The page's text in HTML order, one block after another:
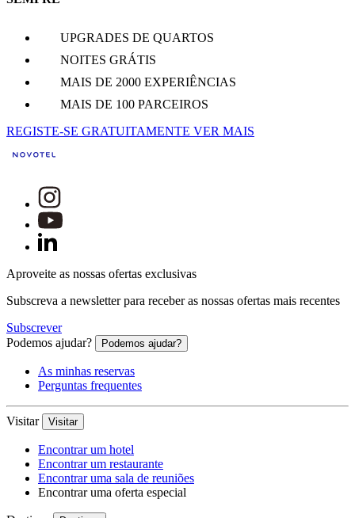
UPGRADES DE QUARTOS
NOITES GRÁTIS
MAIS DE 2000 EXPERIÊNCIAS
MAIS DE 100 PARCEIROS
REGISTE-SE GRATUITAMENTE VER MAIS
Aproveite as nossas ofertas exclusivas
Subscreva a newsletter para receber as nossas ofertas mais recentes
Subscrever
Podemos ajudar?
Podemos ajudar?
As minhas reservas
Perguntas frequentes
Visitar Visitar
Encontrar um hotel
Encontrar um restaurante
Encontrar uma sala de reuniões
Encontrar uma oferta especial